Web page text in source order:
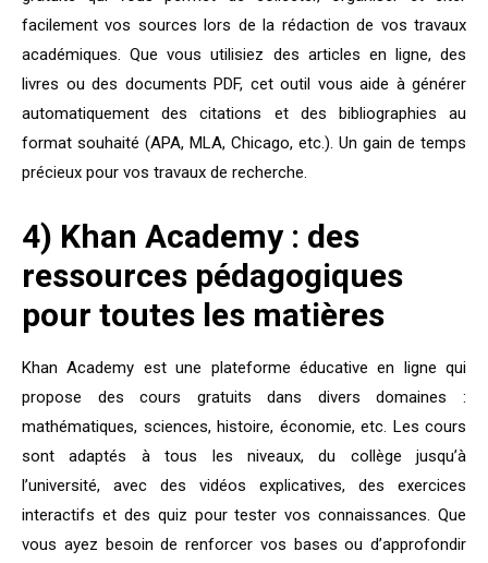
facilement vos sources lors de la rédaction de vos travaux
académiques. Que vous utilisiez des articles en ligne, des
livres ou des documents PDF, cet outil vous aide à générer
automatiquement des citations et des bibliographies au
format souhaité (APA, MLA, Chicago, etc.). Un gain de temps
précieux pour vos travaux de recherche.
4) Khan Academy : des
ressources pédagogiques
pour toutes les matières
Khan Academy est une plateforme éducative en ligne qui
propose des cours gratuits dans divers domaines :
mathématiques, sciences, histoire, économie, etc. Les cours
sont adaptés à tous les niveaux, du collège jusqu’à
l’université, avec des vidéos explicatives, des exercices
interactifs et des quiz pour tester vos connaissances. Que
vous ayez besoin de renforcer vos bases ou d’approfondir